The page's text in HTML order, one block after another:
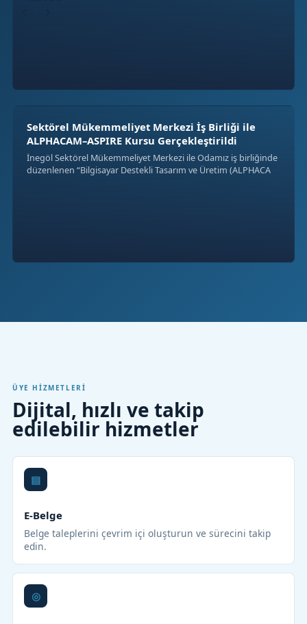
Sektörel Mükemmeliyet Merkezi İş Birliği ile
ALPHACAM–ASPIRE Kursu Gerçekleştirildi
İnegöl Sektörel Mükemmeliyet Merkezi ile Odamız iş birliğinde
düzenlenen “Bilgisayar Destekli Tasarım ve Üretim (ALPHACA
ÜYE HIZMETLERI
Dijital, hızlı ve takip
edilebilir hizmetler
E-Belge
Belge taleplerini çevrim içi oluşturun ve sürecini takip
edin.